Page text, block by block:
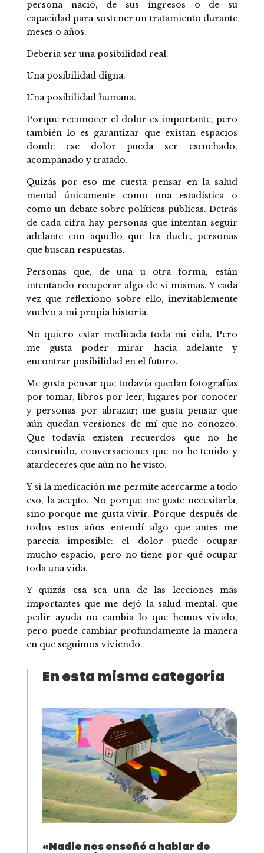
persona nació, de sus ingresos o de su
capacidad para sostener un tratamiento durante
meses o años.
Debería ser una posibilidad real.
Una posibilidad digna.
Una posibilidad humana.
Porque reconocer el dolor es importante, pero
también lo es garantizar que existan espacios
donde ese dolor pueda ser escuchado,
acompañado y tratado.
Quizás por eso me cuesta pensar en la salud
mental únicamente como una estadística o
como un debate sobre políticas públicas. Detrás
de cada cifra hay personas que intentan seguir
adelante con aquello que les duele, personas
que buscan respuestas.
Personas que, de una u otra forma, están
intentando recuperar algo de sí mismas. Y cada
vez que reflexiono sobre ello, inevitablemente
vuelvo a mi propia historia.
No quiero estar medicada toda mi vida. Pero
me gusta poder mirar hacia adelante y
encontrar posibilidad en el futuro.
Me gusta pensar que todavía quedan fotografías
por tomar, libros por leer, lugares por conocer
y personas por abrazar; me gusta pensar que
aún quedan versiones de mí que no conozco.
Que todavía existen recuerdos que no he
construido, conversaciones que no he tenido y
atardeceres que aún no he visto.
Y si la medicación me permite acercarme a todo
eso, la acepto. No porque me guste necesitarla,
sino porque me gusta vivir. Porque después de
todos estos años entendí algo que antes me
parecía imposible: el dolor puede ocupar
mucho espacio, pero no tiene por qué ocupar
toda una vida.
Y quizás esa sea una de las lecciones más
importantes que me dejó la salud mental, que
pedir ayuda no cambia lo que hemos vivido,
pero puede cambiar profundamente la manera
en que seguimos viviendo.
En esta misma categoría
«Nadie nos enseñó a hablar de